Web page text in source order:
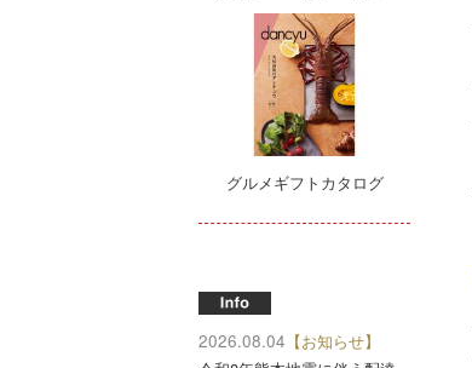
グルメギフトカタログ
2026.08.04 【お知らせ】